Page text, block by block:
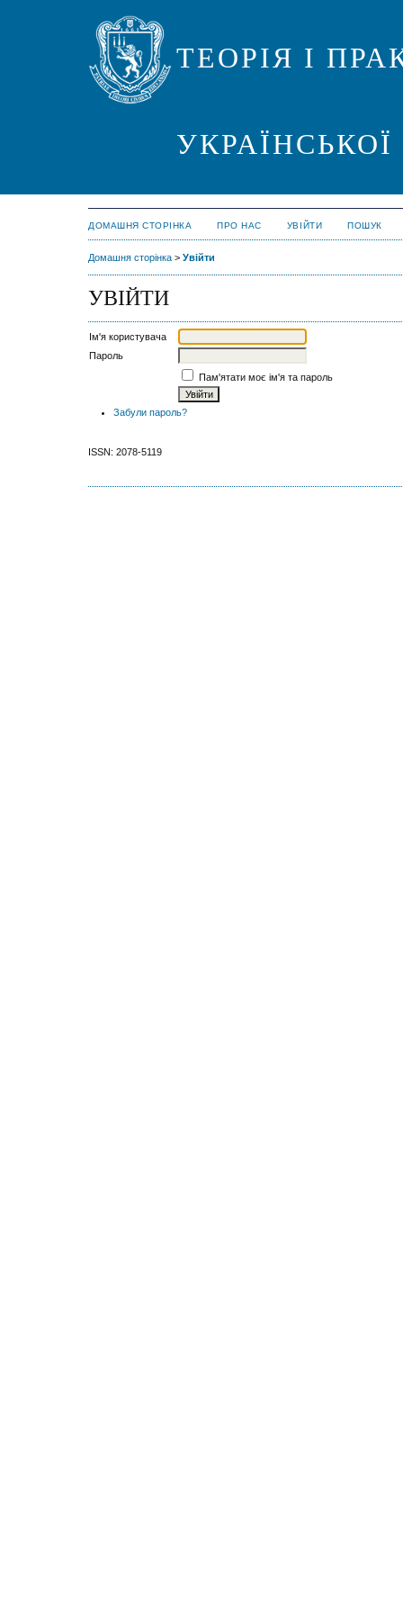
ТЕОРІЯ І
ДОМАШНЯ СТОРІНКА ПРО НАС УВІЙТИ ПОШУК
Домашня сторінка > Увійти
УВІЙТИ
Ім'я користувача
Пароль
Пам'ятати моє ім'я та пароль
Забули пароль?
ISSN: 2078-5119